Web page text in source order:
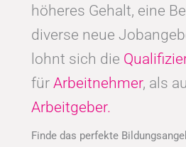
höheres Gehalt, eine
diverse neue
lohnt sich die
für Arbeitnehmer, als
Arbeitgeber.
Finde das perfekte